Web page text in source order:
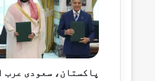
پاکستان، سعودی عرب